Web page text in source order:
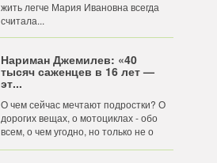
жить легче Мария Ивановна всегда
считала...
Нариман Джемилев: «40
тысяч саженцев в 16 лет —
эт...
О чем сейчас мечтают подростки? О
дорогих вещах, о мотоциклах - обо
всем, о чем угодно, но только не о